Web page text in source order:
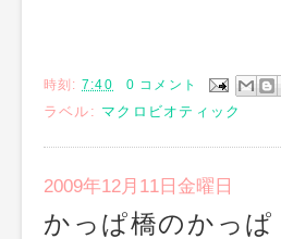
時刻: 7:40 0 コメント
ラベル: マクロビオティック
2009年12月11日金曜日
かっぱ橋のかっぱ